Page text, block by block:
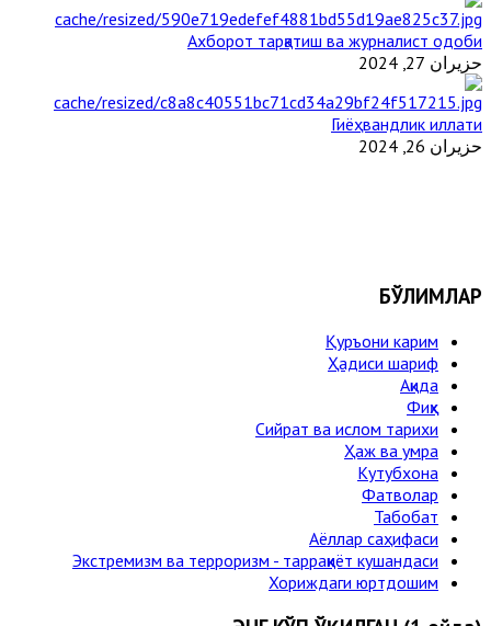
Ахборот тарқатиш ва журналист одоби
حزيران 27, 2024
Гиёҳвандлик иллати
حزيران 26, 2024
БЎЛИМЛАР
Қуръони карим
Ҳадиси шариф
Ақида
Фиқҳ
Сийрат ва ислом тарихи
Ҳаж ва умра
Кутубхона
Фатволар
Табобат
Аёллар саҳифаси
Экстремизм ва терроризм - тарраққиёт кушандаси
Хориждаги юртдошим